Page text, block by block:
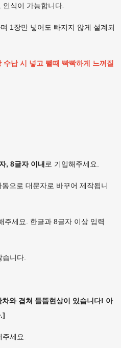
식이 가능합니다.
1장만 넣어도 빠지지 않게 설계되
납 시 넣고 뺄때 빡빡하게 느껴질
, 8글자 이내 로 기입해주세요.
으로 대문자로 바꾸어 제작됩니
주세요. 한글과 8글자 이상 입력
니다.
와 겹쳐 들뜸현상이 있습니다! 아
세요.